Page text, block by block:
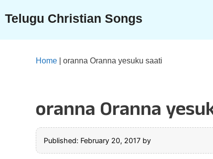
content
Telugu Christian Songs
Home oranna Oranna yesuku saati
oranna Oranna
Published: February 20, 2017 by